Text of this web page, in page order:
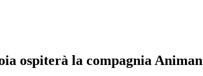
ospiterà la compagnia